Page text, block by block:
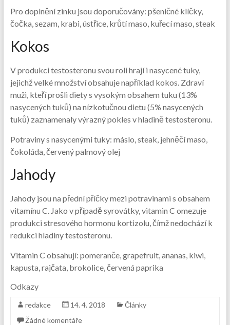
Pro doplnění zinku jsou doporučovány: pšeničné klíčky,
čočka, sezam, krabi, ústřice, krůtí maso, kuřecí maso, steak
Kokos
V produkci testosteronu svou roli hrají i nasycené tuky,
jejichž velké množství obsahuje například kokos. Zdraví
muži, kteří prošli diety s vysokým obsahem tuku (13%
nasycených tuků) na nízkotučnou dietu (5% nasycených
tuků) zaznamenaly výrazný pokles v hladině testosteronu.
Potraviny s nasycenými tuky: máslo, steak, jehněčí maso,
čokoláda, červený palmový olej
Jahody
Jahody jsou na přední příčky mezi potravinami s obsahem
vitamínu C. Jako v případě syrovátky, vitamin C omezuje
produkci stresového hormonu kortizolu, čímž nedochází k
redukci hladiny testosteronu.
Vitamin C obsahují: pomeranče, grapefruit, ananas, kiwi,
kapusta, rajčata, brokolice, červená paprika
Odkazy
redakce 14. 4. 2018
Články
Žádné komentáře